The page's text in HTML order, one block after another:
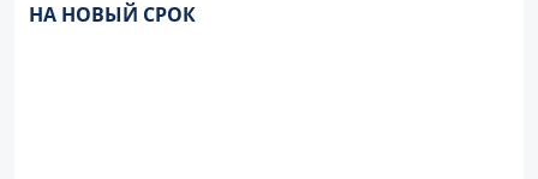
НА НОВЫЙ СРОК